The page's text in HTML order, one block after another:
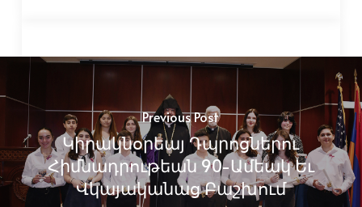
Previous Post
Կիրակնօրեայ Դպրոցներու
Հիմնադրութեան 90-Ամեակ Եւ
Վկայականաց Բաշխում